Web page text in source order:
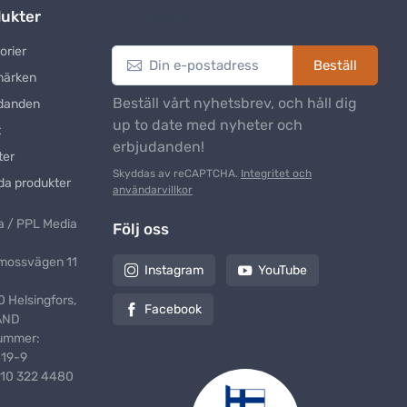
produkter
/ PPL Media
11
Helsingfors,
9
322 4480
Beställ
Beställ vårt nyhetsbrev, och håll dig
up to date med nyheter och
erbjudanden!
Skyddas av reCAPTCHA. Integritet och
användarvillkor
Följ oss
Instagram YouTube
Facebook